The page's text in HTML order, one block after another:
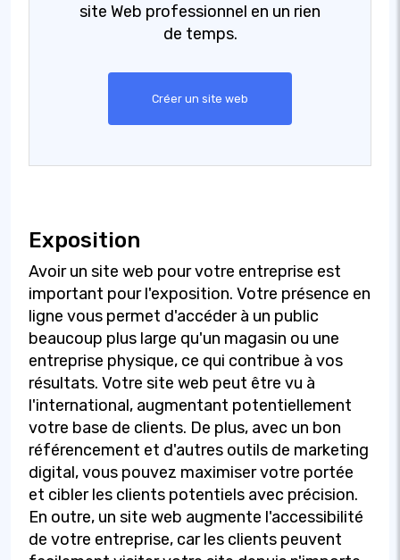
site Web professionnel en un rien
de temps.
Créer un site web
Exposition
Avoir un site web pour votre entreprise est
important pour l'exposition. Votre présence en
ligne vous permet d'accéder à un public
beaucoup plus large qu'un magasin ou une
entreprise physique, ce qui contribue à vos
résultats. Votre site web peut être vu à
l'international, augmentant potentiellement
votre base de clients. De plus, avec un bon
référencement et d'autres outils de marketing
digital, vous pouvez maximiser votre portée
et cibler les clients potentiels avec précision.
En outre, un site web augmente l'accessibilité
de votre entreprise, car les clients peuvent